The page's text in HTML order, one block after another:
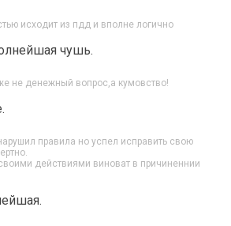
исходит из пдд и вполне логично
чушь.
не денежный вопрос,а кумовство!
правила но успел исправить свою
действиями виноват в причиненнии